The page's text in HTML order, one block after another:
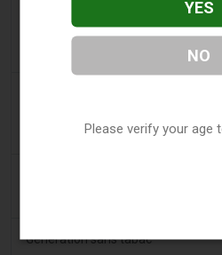
宾夕法尼亚州在宪法挑战中捍
米比亚的未来领导者
Génération sans tabac
YES
NO
Please verify your age